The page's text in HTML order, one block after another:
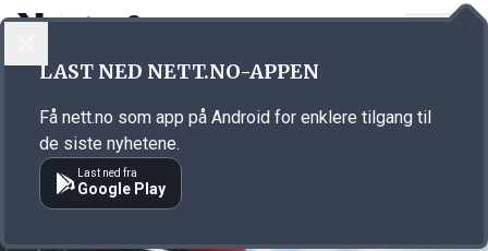
Annonsørinnhold
LAST NED NETT.NO-APPEN
Få nett.no som app på Android for enklere tilgang til
de siste nyhetene.
Last ned fra
Google Play